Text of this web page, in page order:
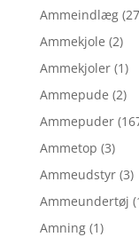
Ammeindlæg
Ammekjole (2)
Ammekjoler (1)
Ammepude (2)
Ammepuder
Ammetop (3)
Ammeudstyr (3)
Ammeundertøj
Amning (1)